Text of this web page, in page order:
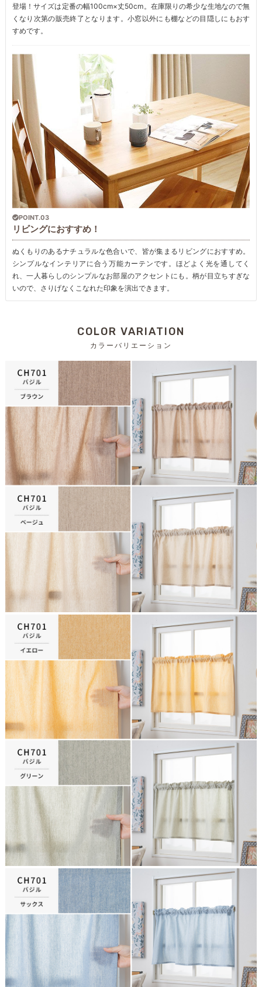
登場！サイズは定番の幅100cm×丈50cm。在庫限りの希少な生地なので無
くなり次第の販売終了となります。小窓以外にも棚などの目隠しにもおす
すめです。
POINT.03
リビングにおすすめ！
ぬくもりのあるナチュラルな色合いで、皆が集まるリビングにおすすめ。
シンプルなインテリアに合う万能カーテンです。ほどよく光を通してく
れ、一人暮らしのシンプルなお部屋のアクセントにも。柄が目立ちすぎな
いので、さりげなくこなれた印象を演出できます。
COLOR VARIATION
カラーバリエーション